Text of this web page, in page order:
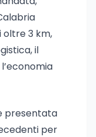
3 km,
il
presentata
per